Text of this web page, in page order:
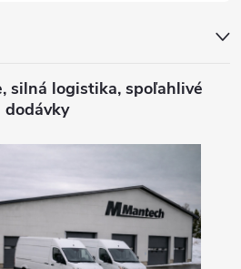
silná logistika, spoľahlivé
dodávky